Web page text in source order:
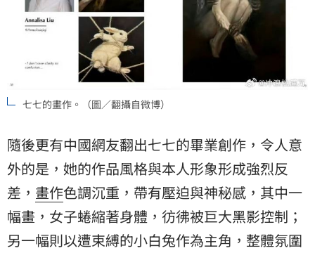
七七的畫作。（圖／翻攝自微博）
隨後更有中國網友翻出七七的畢業創作，令人意
外的是，她的作品風格與本人形象形成強烈反
差， 畫作色調沉重，帶有壓迫與神秘感，其中一
幅畫，女子蜷縮著身體，彷彿被巨大黑影控制；
另一幅則以遭束縛的小白兔作為主角，整體氛圍